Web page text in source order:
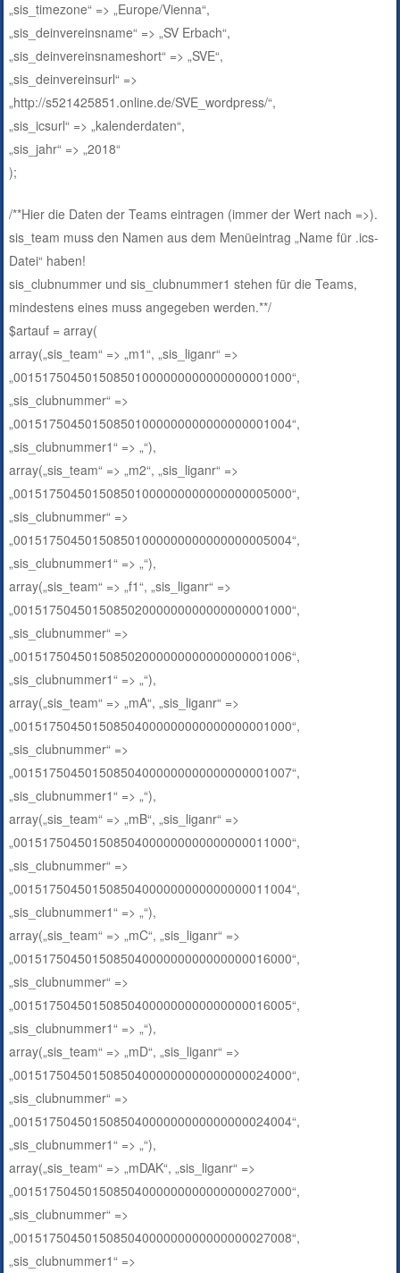
„sis_timezone“ => „Europe/Vienna“,
„sis_deinvereinsname“ => „SV Erbach“,
„sis_deinvereinsnameshort“ => „SVE“,
„sis_deinvereinsurl“ =>
„http://s521425851.online.de/SVE_wordpress/“,
„sis_icsurl“ => „kalenderdaten“,
„sis_jahr“ => „2018“
);
/**Hier die Daten der Teams eintragen (immer der Wert nach =>).
sis_team muss den Namen aus dem Menüeintrag „Name für .ics-
Datei“ haben!
sis_clubnummer und sis_clubnummer1 stehen für die Teams,
mindestens eines muss angegeben werden.**/
$artauf = array(
array(„sis_team“ => „m1“, „sis_liganr“ =>
„001517504501508501000000000000000001000“,
„sis_clubnummer“ =>
„001517504501508501000000000000000001004“,
„sis_clubnummer1“ => „“),
array(„sis_team“ => „m2“, „sis_liganr“ =>
„001517504501508501000000000000000005000“,
„sis_clubnummer“ =>
„001517504501508501000000000000000005004“,
„sis_clubnummer1“ => „“),
array(„sis_team“ => „f1“, „sis_liganr“ =>
„001517504501508502000000000000000001000“,
„sis_clubnummer“ =>
„001517504501508502000000000000000001006“,
„sis_clubnummer1“ => „“),
array(„sis_team“ => „mA“, „sis_liganr“ =>
„001517504501508504000000000000000001000“,
„sis_clubnummer“ =>
„001517504501508504000000000000000001007“,
„sis_clubnummer1“ => „“),
array(„sis_team“ => „mB“, „sis_liganr“ =>
„001517504501508504000000000000000011000“,
„sis_clubnummer“ =>
„001517504501508504000000000000000011004“,
„sis_clubnummer1“ => „“),
array(„sis_team“ => „mC“, „sis_liganr“ =>
„001517504501508504000000000000000016000“,
„sis_clubnummer“ =>
„001517504501508504000000000000000016005“,
„sis_clubnummer1“ => „“),
array(„sis_team“ => „mD“, „sis_liganr“ =>
„001517504501508504000000000000000024000“,
„sis_clubnummer“ =>
„001517504501508504000000000000000024004“,
„sis_clubnummer1“ => „“),
array(„sis_team“ => „mDAK“, „sis_liganr“ =>
„001517504501508504000000000000000027000“,
„sis_clubnummer“ =>
„001517504501508504000000000000000027008“,
„sis_clubnummer1“ =>